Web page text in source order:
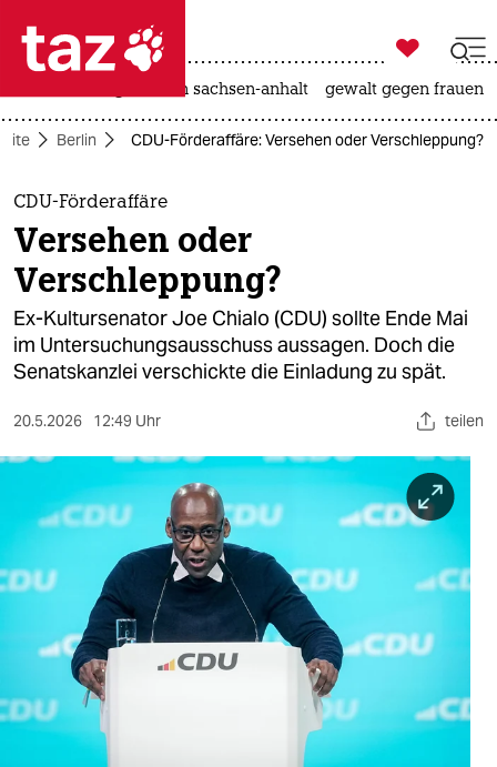
 taz zahl ich
taz zahl ich
themen
politik
öko
gesellschaft
sport
berlin
nord
wahrheit
verlag
verlag
veranstaltungen

taz zahl ich
landtagswahl in sachsen-anhalt gewalt gegen frauen
Berlin CDU-Förderaffäre: Versehen oder Verschleppung?
CDU-Förderaffäre
Versehen oder
Verschleppung?
Ex-Kultursenator Joe Chialo (CDU) sollte Ende Mai
im Untersuchungsausschuss aussagen. Doch die
Senatskanzlei verschickte die Einladung zu spät.
20.5.2026 12:49 Uhr teilen